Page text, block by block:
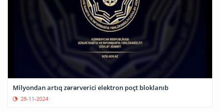
Milyondan artıq zərərverici elektron poçt bloklanıb
28-11-2024